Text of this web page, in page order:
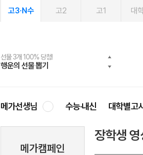
고3·N수 고2 고1 대
선물 3개 100% 당첨!
행운의 선물 뽑기
선물 100% 증정!
메가스터디 X 올리브
여름방학 스터디 캐시백
메가런 썸머스쿨
2027 러셀 단과
강사 공개선발
스마트러닝앱
설문 EVENT
메가패스
3일 무료 체험권
메가패스 수강생 무료혜택!
메가클럽 멤버십
사회공헌 캠페인
희망이룸 메가나눔
메가선생님 수능·내신 대학별고
메가캠페인
장학생